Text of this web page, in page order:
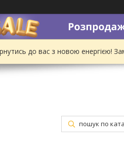
до вас з новою енергією!